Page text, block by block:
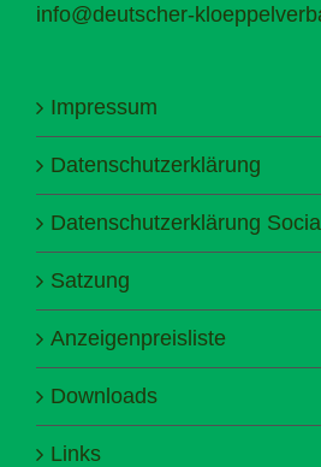
info@deutscher-
Impressum
Datenschutzerklärung
Datenschutzerklärung
Satzung
Anzeigenpreisliste
Downloads
Links